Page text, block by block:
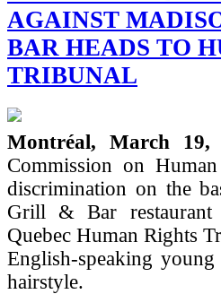
AGAINST
BAR HEADS TO
TRIBUNAL
Montréal, March 19,
Commission on
discrimination on the
Grill & Bar
Quebec Human Rights
English-speaking
hairstyle.